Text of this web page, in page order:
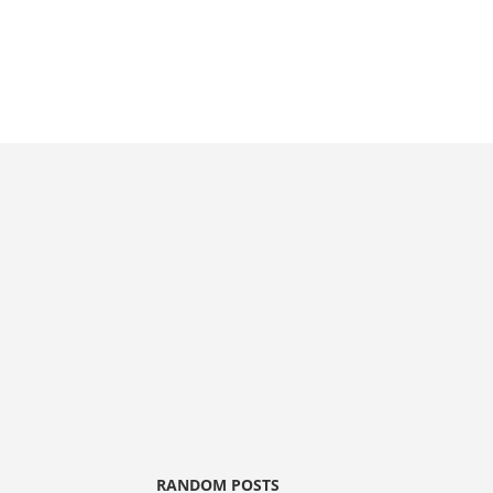
RANDOM POSTS